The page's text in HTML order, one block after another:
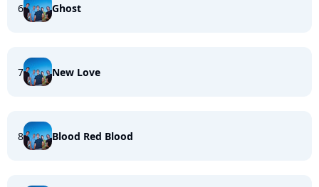
6 Ghost
7 New Love
8 Blood Red Blood